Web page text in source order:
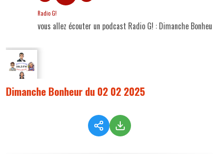
Radio G!
vous allez écouter un podcast Radio G! : Dimanche
Dimanche Bonheur du 02 02 2025